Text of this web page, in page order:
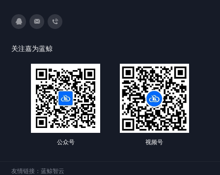
关注嘉为蓝鲸
公众号 视频号
友情链接：蓝鲸智云